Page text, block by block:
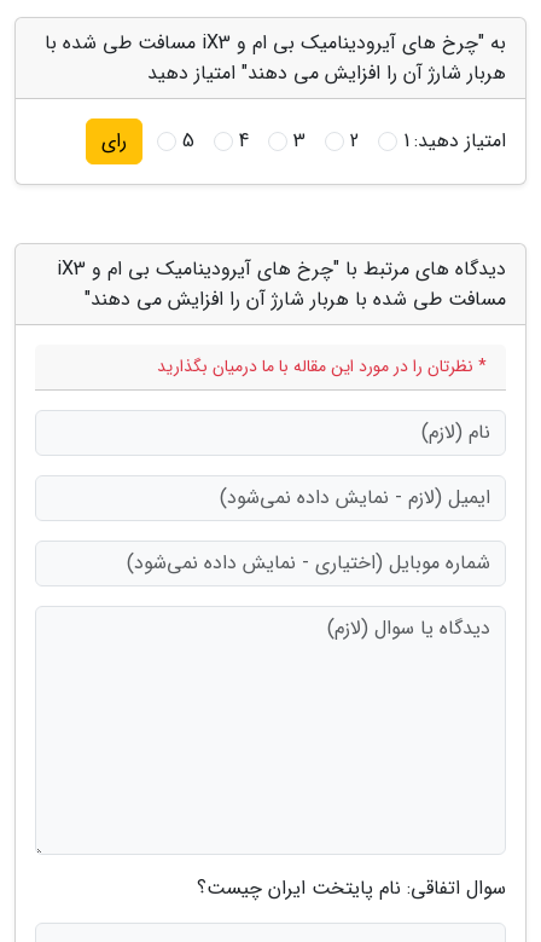
به "چرخ های آیرودینامیک بی ام و iX3 مسافت طی شده با
هربار شارژ آن را افزایش می دهند" امتیاز دهید
امتیاز دهید:1
2
3
4
5 رای
دیدگاه های مرتبط با "چرخ های آیرودینامیک بی ام و iX3
مسافت طی شده با هربار شارژ آن را افزایش می دهند"
* نظرتان را در مورد این مقاله با ما درمیان بگذارید
سوال اتفاقی: نام پایتخت ایران چیست؟